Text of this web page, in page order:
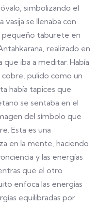
simbolizando el
vasija se llenaba con
pequeño taburete en
realizado en
que iba a meditar. Había
pulido como un
había tapices que
se sentaba en el
del símbolo que
Esta es una
en la mente, haciendo
y las energías
que el otro
enfoca las energías
equilibradas por